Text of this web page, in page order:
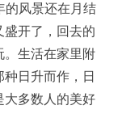
的风景还在月结
盛开了，回去的
。生活在家里附
日升而作，日
大多数人的美好